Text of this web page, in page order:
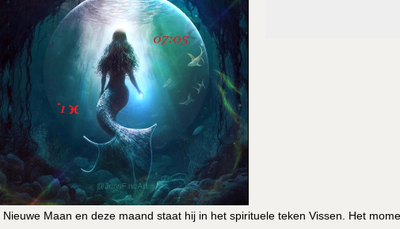
Nieuwe Maan en deze maand staat hij in het spirituele teken Vissen. Het